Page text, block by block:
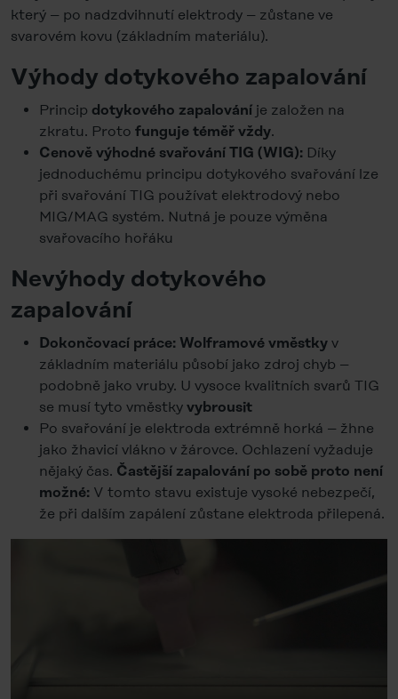
který – po nadzdvihnutí elektrody – zůstane ve
svarovém kovu (základním materiálu).
Výhody dotykového zapalování
Princip dotykového zapalování je založen na
zkratu. Proto funguje téměř vždy.
Cenově výhodné svařování TIG (WIG): Díky
jednoduchému principu dotykového svařování lze
při svařování TIG používat elektrodový nebo
MIG/MAG systém. Nutná je pouze výměna
svařovacího hořáku
Nevýhody dotykového
zapalování
Dokončovací práce: Wolframové vměstky v
základním materiálu působí jako zdroj chyb –
podobně jako vruby. U vysoce kvalitních svarů TIG
se musí tyto vměstky vybrousit
Po svařování je elektroda extrémně horká – žhne
jako žhavicí vlákno v žárovce. Ochlazení vyžaduje
nějaký čas. Častější zapalování po sobě proto není
možné: V tomto stavu existuje vysoké nebezpečí,
že při dalším zapálení zůstane elektroda přilepená.